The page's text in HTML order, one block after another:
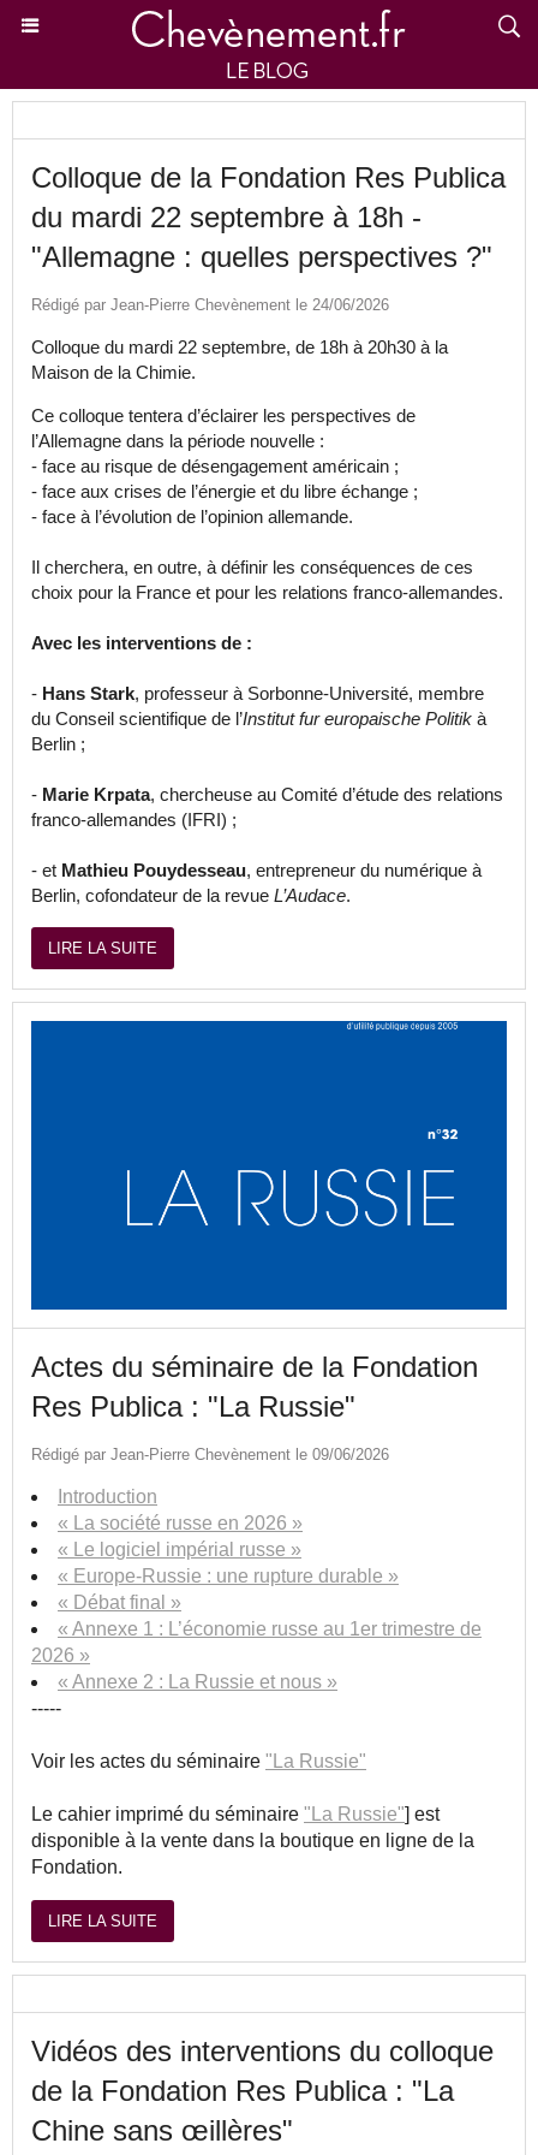
Colloque de la Fondation Res Publica
du mardi 22 septembre à 18h -
"Allemagne : quelles perspectives ?"
Rédigé par Jean-Pierre Chevènement le 24/06/2026
Colloque du mardi 22 septembre, de 18h à 20h30 à la
Maison de la Chimie.
Ce colloque tentera d’éclairer les perspectives de
l’Allemagne dans la période nouvelle :
- face au risque de désengagement américain ;
- face aux crises de l’énergie et du libre échange ;
- face à l’évolution de l’opinion allemande.
Il cherchera, en outre, à définir les conséquences de ces
choix pour la France et pour les relations franco-allemandes.
Avec les interventions de :
- Hans Stark, professeur à Sorbonne-Université, membre
du Conseil scientifique de l’Institut fur europaische Politik à
Berlin ;
- Marie Krpata, chercheuse au Comité d’étude des relations
franco-allemandes (IFRI) ;
- et Mathieu Pouydesseau, entrepreneur du numérique à
Berlin, cofondateur de la revue L’Audace.
LIRE LA SUITE
Actes du séminaire de la Fondation
Res Publica : "La Russie"
Rédigé par Jean-Pierre Chevènement le 09/06/2026
Introduction
« La société russe en 2026 »
« Le logiciel impérial russe »
« Europe-Russie : une rupture durable »
« Débat final »
« Annexe 1 : L’économie russe au 1er trimestre de
2026 »
« Annexe 2 : La Russie et nous »
-----
Voir les actes du séminaire "La Russie"
Le cahier imprimé du séminaire "La Russie"] est
disponible à la vente dans la boutique en ligne de la
Fondation.
LIRE LA SUITE
Vidéos des interventions du colloque
de la Fondation Res Publica : "La
Chine sans œillères"